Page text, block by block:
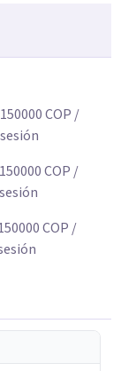
150000COP /
sesión
150000COP /
sesión
COP /